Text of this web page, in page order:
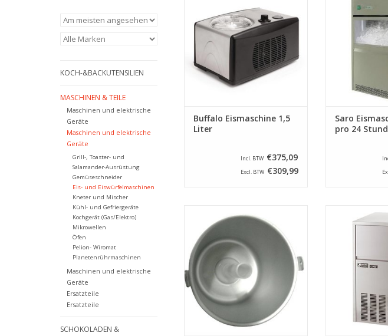
KOCH-&BACKUTENSILIEN
MASCHINEN & TEILE
Maschinen und elektrische
Geräte
Maschinen und elektrische
Geräte
Grill-, Toaster- und
Salamander-Ausrüstung
Gemüseschneider
Eis- und Eiswürfelmaschinen
Kneter und Mischer
Kühl- und Gefriergeräte
Kochgerät (Gas/Elektro)
Mikrowellen
Öfen
Pelion- Wiromat
Planetenrührmaschinen
Maschinen und elektrische
Geräte
Ersatzteile
Ersatzteile
SCHOKOLADEN &
produziert 1,5 kg pro 30 Minuten
und verfügt über einen
eingebauten Kühlkompressor.
ZUM WARENKORB HINZUFÜGEN
Buffalo Eismaschine 1,5
Liter
Incl. BTW €375,09
Excl. BTW €309,99
verfügt
ideale
Restaurants /
ZUM
Saro
pro 24
Eismaschine (Artikelnummer M18
ZUM WARENKORB HINZUFÜGEN
Dieser
60 kg Eis pro
einem